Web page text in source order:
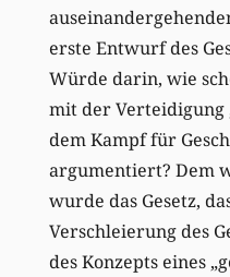
erste Entwurf des
Würde darin, wie
mit der Verteidigung
dem Kampf für
argumentiert? Dem
wurde das Gesetz,
Verschleierung des
des Konzepts eines